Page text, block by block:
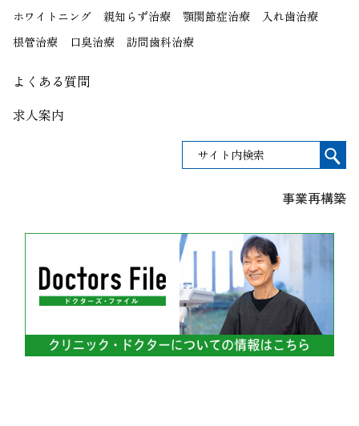
ホワイトニング
親知らず治療 顎関節症治療
入れ歯治療
根管治療
口臭治療 訪問歯科治療
よくある質問
求人案内
事業再構築